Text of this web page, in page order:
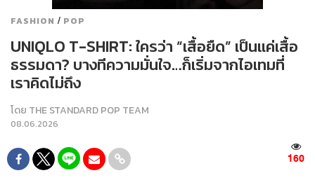
FASHION / POP
UNIQLO T-SHIRT: ใครว่า “เสื้อยืด” เป็นแค่เสื้อ
ธรรมดา? บางทีความมั่นใจ…ก็เริ่มจากไอเทมที่
เราคิดไม่ถึง
โดย THE STANDARD POP TEAM
08.06.2026
160